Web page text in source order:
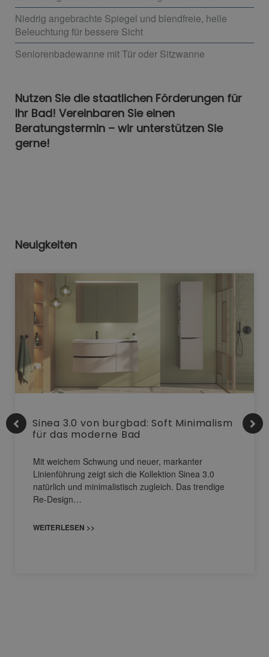
Niedrig angebrachte Spiegel und blendfreie, helle
Beleuchtung für bessere Sicht
Seniorenbadewanne mit Tür oder Sitzwanne
Nutzen Sie die staatlichen Förderungen für
Ihr Bad! Vereinbaren Sie einen
Beratungstermin – wir unterstützen Sie
gerne!
Neuigkeiten
Sinea 3.0 von burgbad: Soft Minimalism
für das moderne Bad
Mit weichem Schwung und neuer, markanter
Linienführung zeigt sich die Kollektion Sinea 3.0
natürlich und minimalistisch zugleich. Das trendige
Re-Design…
WEITERLESEN >>